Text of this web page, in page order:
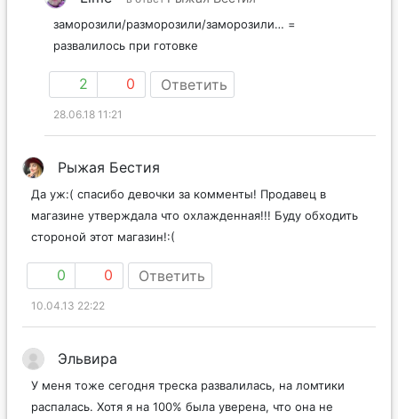
заморозили/разморозили/заморозили… =
развалилось при готовке
2 0 Ответить
28.06.18 11:21
Рыжая Бестия
Да уж:( спасибо девочки за комменты! Продавец в
магазине утверждала что охлажденная!!! Буду обходить
стороной этот магазин!:(
0 0 Ответить
10.04.13 22:22
Эльвира
У меня тоже сегодня треска развалилась, на ломтики
распалась. Хотя я на 100% была уверена, что она не